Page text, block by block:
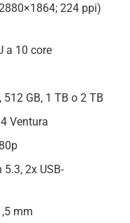
224 ppi)
a 10 core
GB, 1 TB o 2 TB
Ventura
2x USB-
mm